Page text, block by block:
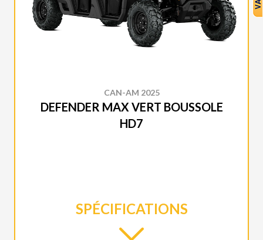
CAN-AM 2025
DEFENDER MAX VERT BOUSSOLE
HD7
SPÉCIFICATIONS